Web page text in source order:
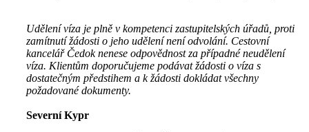
Udělení víza je plně v kompetenci zastupitelských úřadů, proti
zamítnutí žádosti o jeho udělení není odvolání. Cestovní
kancelář Čedok nenese odpovědnost za případné neudělení
víza. Klientům doporučujeme podávat žádosti o víza s
dostatečným předstihem a k žádosti dokládat všechny
požadované dokumenty.
Severní Kypr